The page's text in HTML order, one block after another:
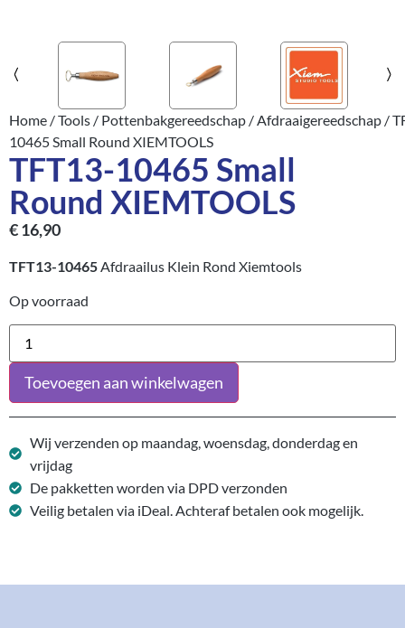
Home /Tools / Pottenbakgereedschap /Afdraaigereedschap /
10465 Small Round XIEMTOOLS
TFT13-10465 Small
Round XIEMTOOLS
€16,90
TFT13-10465 Afdraailus Klein Rond Xiemtools
Op voorraad
Toevoegen aan winkelwagen
Wij verzenden op maandag, woensdag, donderdag en
vrijdag
De pakketten worden via DPD verzonden
Veilig betalen via iDeal. Achteraf betalen ook mogelijk.